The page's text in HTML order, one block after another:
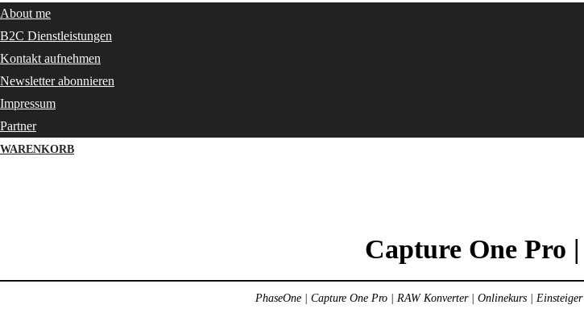
About me
B2C Dienstleistungen
Kontakt aufnehmen
Newsletter abonnieren
Impressum
Partner
WARENKORB
Capture One Pro
PhaseOne | Capture One Pro | RAW Konverter | Onlinekurs |